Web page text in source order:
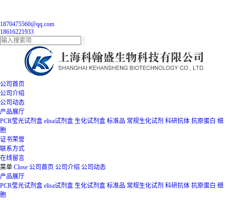
1870475560@qq.com
18616221933
公司首页
公司介绍
公司动态
产品展厅
PCR莹光试剂盒 elisa试剂盒 生化试剂盒 标准品 常规生化试剂 科研抗体 抗原蛋白 细
胞
证书荣誉
联系方式
在线留言
菜单 Close 公司首页 公司介绍 公司动态
产品展厅
PCR莹光试剂盒 elisa试剂盒 生化试剂盒 标准品 常规生化试剂 科研抗体 抗原蛋白 细
胞